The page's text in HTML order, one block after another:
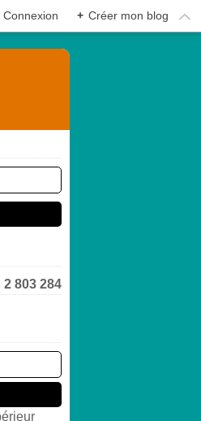
Connexion + Créer mon blog
2 803 284